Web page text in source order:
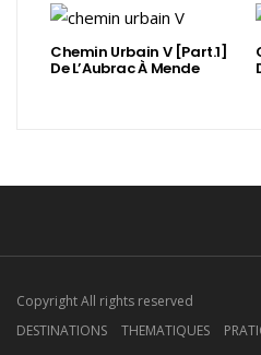
Chemin Urbain V [Part.1]
De L’Aubrac À Mende
Copyright All rights reserved
DESTINATIONS
THEMATIQUES